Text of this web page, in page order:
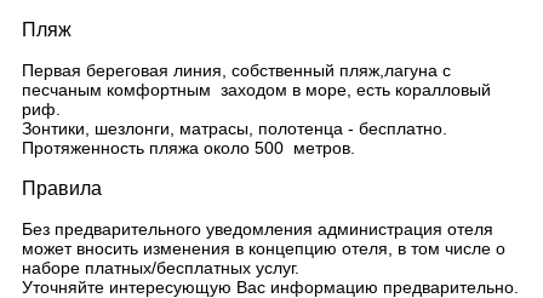
Пляж
Первая береговая линия, собственный пляж,лагуна с
песчаным комфортным заходом в море, есть коралловый
риф.
Зонтики, шезлонги, матрасы, полотенца - бесплатно.
Протяженность пляжа около 500 метров.
Правила
Без предварительного уведомления администрация отеля
может вносить изменения в концепцию отеля, в том числе о
наборе платных/бесплатных услуг.
Уточняйте интересующую Вас информацию предварительно.